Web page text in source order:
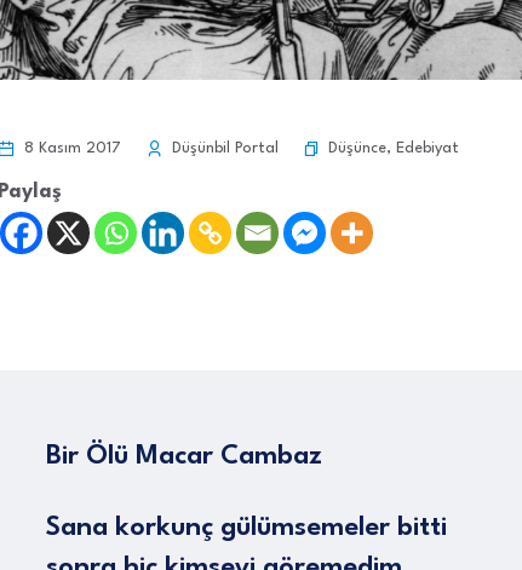
8 Kasım 2017 Düşünbil Portal Düşünce, Edebiyat
Paylaş
Bir Ölü Macar Cambaz
Sana korkunç gülümsemeler bitti